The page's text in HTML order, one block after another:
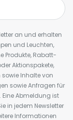
an und erhalten
und Leuchten,
Produkte, Rabatt-
Aktionspakete,
Inhalte von
sowie Anfragen für
Abmeldung ist
in jedem Newsletter
Informationen